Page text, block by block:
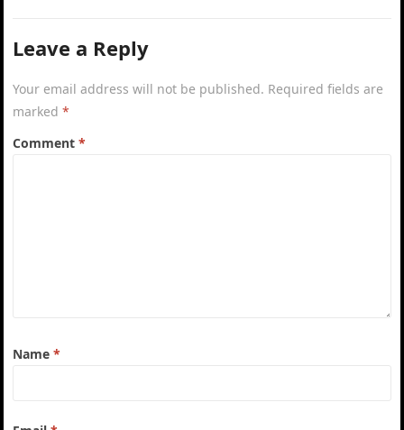
Leave a Reply
Your email address will not be published. Required fields are
marked*
Comment*
Name*